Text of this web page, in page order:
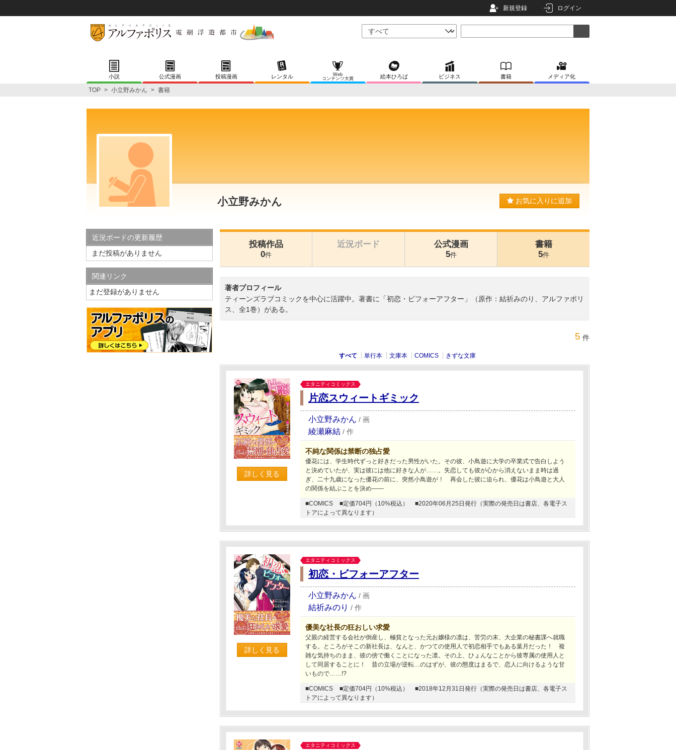
新規登録 ログイン
小説 公式漫画 投稿漫画 レンタル
Web
コンテンツ大賞
絵本ひろば ビジネス 書籍 メディア化
TOP > 小立野みかん > 書籍
小立野みかん お気に入りに追加
投稿作品
0件
近況ボード
公式漫画
5件
書籍
5件
著者プロフィール
ティーンズラブコミックを中心に活躍中。著書に「初恋・ビフォーアフター」（原作：結祈みのり、アルファポリ
ス、全1巻）がある。
5 件
すべて 単行本 文庫本 COMICS きずな文庫
詳しく見る
エタニティコミックス
片恋スウィートギミック
小立野みかん / 画
綾瀬麻結 / 作
不純な関係は禁断の独占愛
優花には、学生時代ずっと好きだった男性がいた。その彼、小鳥遊に大学の卒業式で告白しよう
と決めていたが、実は彼には他に好きな人が……。失恋しても彼が心から消えないまま時は過
ぎ、二十九歳になった優花の前に、突然小鳥遊が！ 再会した彼に迫られ、優花は小鳥遊と大人
の関係を結ぶことを決め――
■COMICS ■定価704円（10%税込）
■2020年06月25日発行（実際の発売日は書店、各電子ス
トアによって異なります）
詳しく見る
エタニティコミックス
初恋・ビフォーアフター
小立野みかん / 画
結祈みのり / 作
優美な社長の狂おしい求愛
父親の経営する会社が倒産し、極貧となった元お嬢様の凛は、苦労の末、大企業の秘書課へ就職
する。ところがそこの新社長は、なんと、かつての使用人で初恋相手でもある葉月だった！ 複
雑な気持ちのまま、彼の傍で働くことになった凛。その上、ひょんなことから彼専属の使用人と
して同居することに！ 昔の立場が逆転…のはずが、彼の態度はまるで、恋人に向けるような甘
いもので……!?
■COMICS ■定価704円（10%税込）
■2018年12月31日発行（実際の発売日は書店、各電子ス
トアによって異なります）
エタニティコミックス
近況ボードの更新履歴
まだ投稿がありません
関連リンク
まだ登録がありません